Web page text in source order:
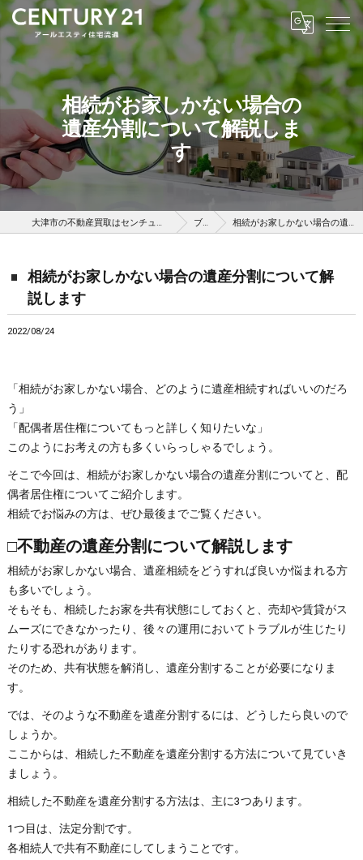
相続がお家しかない場合の
遺産分割について解説しま
す
大津市の不動産買取はセンチュリー21アールエスティ住宅流通 ブログ 相続がお家しかない場合の遺産分割について解説します
相続がお家しかない場合の遺産分割について解
説します
2022/08/24
「相続がお家しかない場合、どのように遺産相続すればいいのだろ
う」
「配偶者居住権についてもっと詳しく知りたいな」
このようにお考えの方も多くいらっしゃるでしょう。
そこで今回は、相続がお家しかない場合の遺産分割についてと、配
偶者居住権についてご紹介します。
相続でお悩みの方は、ぜひ最後までご覧ください。
□不動産の遺産分割について解説します
相続がお家しかない場合、遺産相続をどうすれば良いか悩まれる方
も多いでしょう。
そもそも、相続したお家を共有状態にしておくと、売却や賃貸がス
ムーズにできなかったり、後々の運用においてトラブルが生じたり
たりする恐れがあります。
そのため、共有状態を解消し、遺産分割することが必要になりま
す。
では、そのような不動産を遺産分割するには、どうしたら良いので
しょうか。
ここからは、相続した不動産を遺産分割する方法について見ていき
ましょう。
相続した不動産を遺産分割する方法は、主に3つあります。
1つ目は、法定分割です。
各相続人で共有不動産にしてしまうことです。